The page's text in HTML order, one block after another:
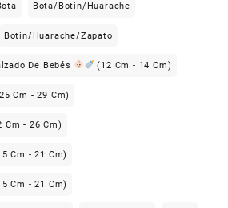
Bota/Botin/Huarache
Botin/Huarache/Zapato
De Bebés (12 Cm - 14 Cm)
Cm - 29 Cm)
Cm - 26 Cm)
Cm - 21 Cm)
Cm - 21 Cm)